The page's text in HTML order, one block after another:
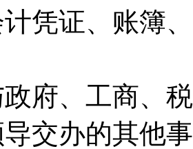
计凭证、账簿
政府、工商、
导交办的其他